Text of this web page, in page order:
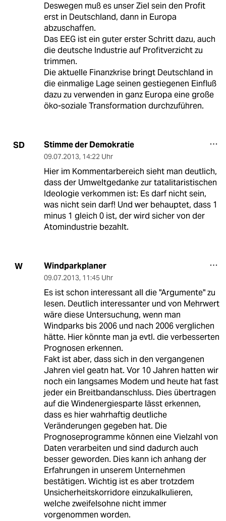
Deswegen muß es unser Ziel sein den Profit
erst in Deutschland, dann in Europa
abzuschaffen.
Das EEG ist ein guter erster Schritt dazu, auch
die deutsche Industrie auf Profitverzicht zu
trimmen.
Die aktuelle Finanzkrise bringt Deutschland in
die einmalige Lage seinen gestiegenen Einfluß
dazu zu verwenden in ganz Europa eine große
öko-soziale Transformation durchzuführen.
SD Stimme der Demokratie
09.07.2013, 14:22 Uhr
Hier im Kommentarbereich sieht man deutlich,
dass der Umweltgedanke zur tatalitaristischen
Ideologie verkommen ist: Es darf nicht sein,
was nicht sein darf! Und wer behauptet, dass 1
minus 1 gleich 0 ist, der wird sicher von der
Atomindustrie bezahlt.
W Windparkplaner
09.07.2013, 11:45 Uhr
Es ist schon interessant all die "Argumente" zu
lesen. Deutlich interessanter und von Mehrwert
wäre diese Untersuchung, wenn man
Windparks bis 2006 und nach 2006 verglichen
hätte. Hier könnte man ja evtl. die verbesserten
Prognosen erkennen.
Fakt ist aber, dass sich in den vergangenen
Jahren viel geatn hat. Vor 10 Jahren hatten wir
noch ein langsames Modem und heute hat fast
jeder ein Breitbandanschluss. Dies übertragen
auf die Windenergiesparte lässt erkennen,
dass es hier wahrhaftig deutliche
Veränderungen gegeben hat. Die
Prognoseprogramme können eine Vielzahl von
Daten verarbeiten und sind dadurch auch
besser geworden. Dies kann ich anhang der
Erfahrungen in unserem Unternehmen
bestätigen. Wichtig ist es aber trotzdem
Unsicherheitskorridore einzukalkulieren,
welche zweifelsohne nicht immer
vorgenommen worden.